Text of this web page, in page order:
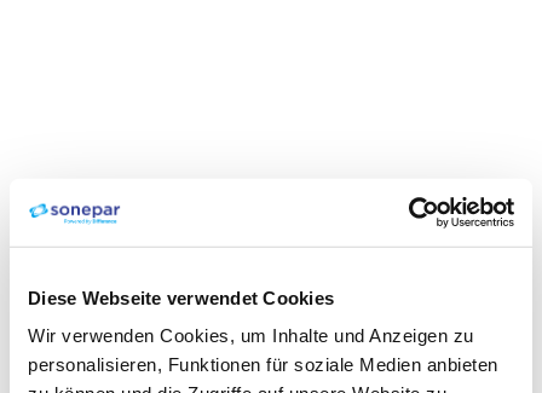
Diese Webseite verwendet Cookies
Wir verwenden Cookies, um Inhalte und Anzeigen zu
personalisieren, Funktionen für soziale Medien anbieten